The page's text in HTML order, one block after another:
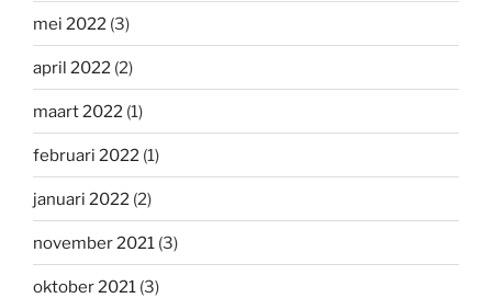
mei 2022 (3)
april 2022 (2)
maart 2022 (1)
februari 2022 (1)
januari 2022 (2)
november 2021 (3)
oktober 2021 (3)